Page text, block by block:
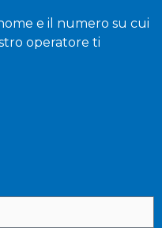
e il numero su cui
operatore ti